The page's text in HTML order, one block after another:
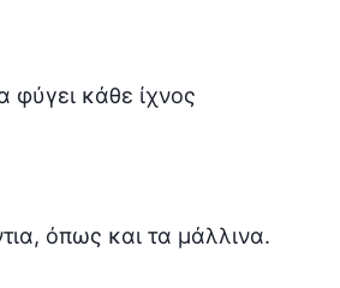
φύγει κάθε ίχνος
όπως και τα μάλλινα.